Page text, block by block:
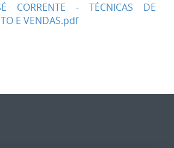
CORRENTE - TÉCNICAS DE
E VENDAS.pdf